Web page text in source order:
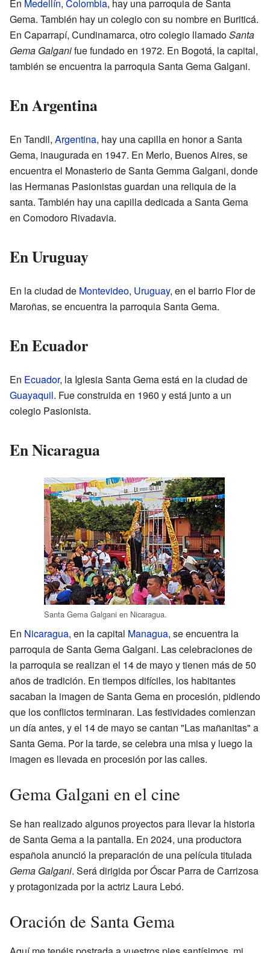
En Medellín, Colombia, hay una parroquia de Santa
Gema. También hay un colegio con su nombre en Buriticá.
En Caparrapí, Cundinamarca, otro colegio llamadoSanta
Gema Galganifue fundado en 1972. En Bogotá, la capital,
también se encuentra la parroquia Santa Gema Galgani.
En Argentina
En Tandil, Argentina, hay una capilla en honor a Santa
Gema, inaugurada en 1947. En Merlo, Buenos Aires, se
encuentra el Monasterio de Santa Gemma Galgani, donde
las Hermanas Pasionistas guardan una reliquia de la
santa. También hay una capilla dedicada a Santa Gema
en Comodoro Rivadavia.
En Uruguay
En la ciudad de Montevideo, Uruguay, en el barrio Flor de
Maroñas, se encuentra la parroquia Santa Gema.
En Ecuador
En Ecuador, la Iglesia Santa Gema está en la ciudad de
Guayaquil. Fue construida en 1960 y está junto a un
colegio Pasionista.
En Nicaragua
Santa Gema Galgani en Nicaragua.
En Nicaragua, en la capital Managua, se encuentra la
parroquia de Santa Gema Galgani. Las celebraciones de
la parroquia se realizan el 14 de mayo y tienen más de 50
años de tradición. En tiempos difíciles, los habitantes
sacaban la imagen de Santa Gema en procesión, pidiendo
que los conflictos terminaran. Las festividades comienzan
un día antes, y el 14 de mayo se cantan "Las mañanitas" a
Santa Gema. Por la tarde, se celebra una misa y luego la
imagen es llevada en procesión por las calles.
Gema Galgani en el cine
Se han realizado algunos proyectos para llevar la historia
de Santa Gema a la pantalla. En 2024, una productora
española anunció la preparación de una película titulada
Gema Galgani. Será dirigida por Óscar Parra de Carrizosa
y protagonizada por la actriz Laura Lebó.
Oración de Santa Gema